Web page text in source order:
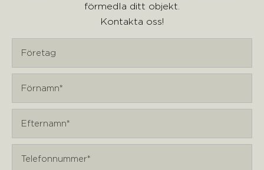
förmedla ditt objekt.
Kontakta oss!